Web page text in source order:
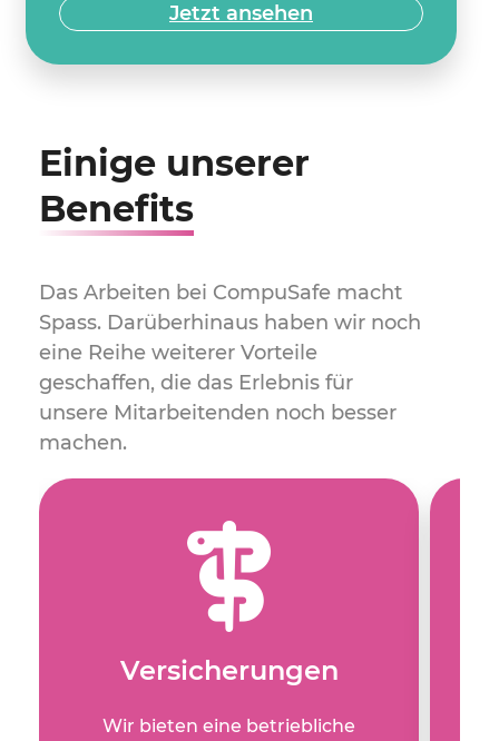
Jetzt ansehen
Einige unserer
Benefits
Das Arbeiten bei CompuSafe macht
Spass. Darüberhinaus haben wir noch
eine Reihe weiterer Vorteile
geschaffen, die das Erlebnis für
unsere Mitarbeitenden noch besser
machen.
Versicherungen
Wir bieten eine betriebliche